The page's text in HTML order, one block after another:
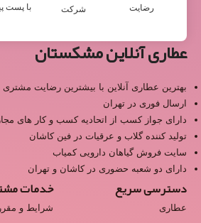
رضایت
شرکت
با پست
عطاری آنلاین مشکستان
بهترین عطاری آنلاین با بیشترین رضایت مشتری
ارسال فوری در تهران
دارای جواز کسب از اتحادیه کسب و کار های
تولید کننده گلاب و عرقیات در فین کاشان
سایت فروش گیاهان دارویی کمیاب
دارای دو شعبه حضوری در کاشان و تهران
دسترسی سریع
عطاری
خدمات
شرایط و